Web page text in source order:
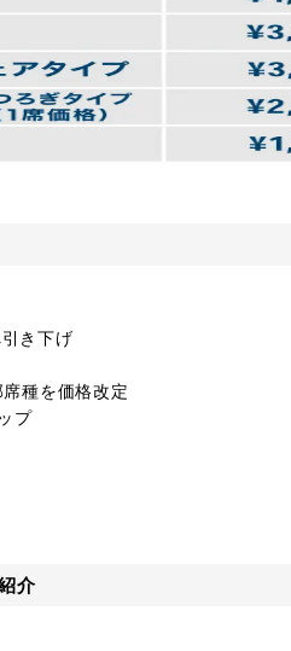
き下げ
種を価格改定
プ
介